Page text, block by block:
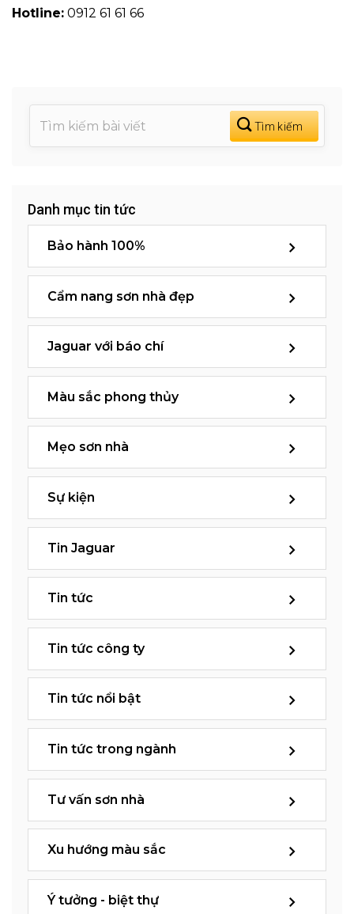
Hotline: 0912 61 61 66
Danh mục tin tức
Bảo hành 100%
Cẩm nang sơn nhà đẹp
Jaguar với báo chí
Màu sắc phong thủy
Mẹo sơn nhà
Sự kiện
Tin Jaguar
Tin tức
Tin tức công ty
Tin tức nổi bật
Tin tức trong ngành
Tư vấn sơn nhà
Xu hướng màu sắc
Ý tưởng - biệt thự